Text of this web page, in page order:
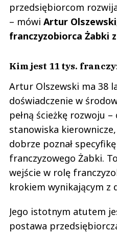
przedsiębiorcom
– mówi Artur
franczyzobiorca Żabki
Kim jest 11 tys.
Artur Olszewski ma 38
doświadczenie w
pełną ścieżkę rozwoju
stanowiska
dobrze poznał
franczyzowego Żabki.
wejście w rolę
krokiem wynikającym z
Jego istotnym atutem
postawa